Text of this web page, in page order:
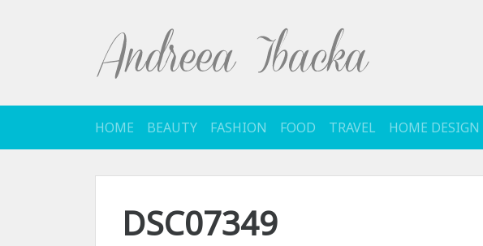
HOME BEAUTY FASHION FOOD TRAVEL HOME DESIGN
DSC07349